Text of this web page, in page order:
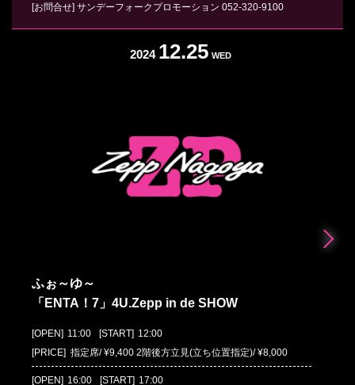
[お問合せ] サンデーフォークプロモーション 052-320-9100
2024 12.25 WED
ふぉ～ゆ～
「ENTA！7」4U.Zepp in de SHOW
[OPEN] 11:00 [START] 12:00
[PRICE] 指定席/ ¥9,400 2階後方立見(立ち位置指定)/ ¥8,000
[OPEN] 16:00 [START] 17:00